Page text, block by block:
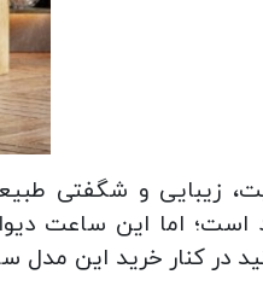
زیبایی و شگفتی
است؛ اما این ساعت
در کنار خرید این